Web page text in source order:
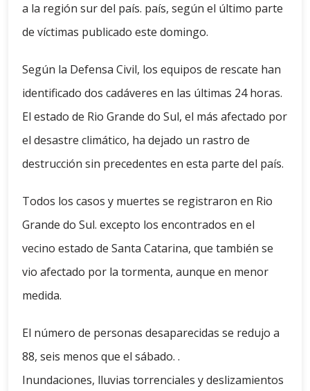
a la región sur del país. país, según el último parte
de víctimas publicado este domingo.
Según la Defensa Civil, los equipos de rescate han
identificado dos cadáveres en las últimas 24 horas.
El estado de Rio Grande do Sul, el más afectado por
el desastre climático, ha dejado un rastro de
destrucción sin precedentes en esta parte del país.
Todos los casos y muertes se registraron en Rio
Grande do Sul. excepto los encontrados en el
vecino estado de Santa Catarina, que también se
vio afectado por la tormenta, aunque en menor
medida.
El número de personas desaparecidas se redujo a
88, seis menos que el sábado. .
Inundaciones, lluvias torrenciales y deslizamientos